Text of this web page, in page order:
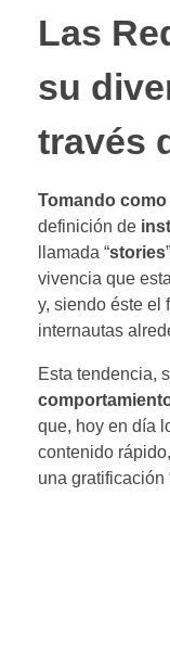
Las
su
través
Tomando
definición de
llamada “stories
vivencia que
y, siendo éste el
internautas
Esta tendencia,
que, hoy en día
contenido
una gratificación